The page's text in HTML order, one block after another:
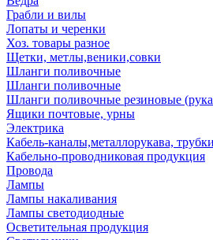
Грабли и вилы
Лопаты и черенки
Хоз. товары разное
Щетки, метлы,веники,совки
Шланги поливочные
Шланги поливочные
Шланги поливочные резиновые
Ящики почтовые, урны
Электрика
Кабель-каналы,металлорукава,
Кабельно-проводниковая продукция
Провода
Лампы
Лампы накаливания
Лампы светодиодные
Осветительная продукция